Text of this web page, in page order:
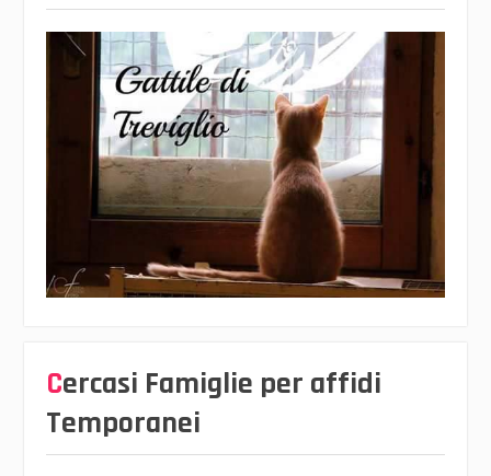
Cercasi Famiglie per affidi
Temporanei